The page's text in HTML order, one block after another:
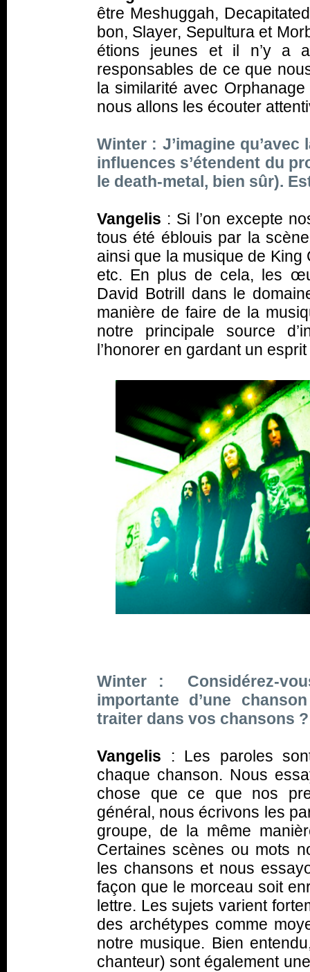
être Meshuggah,
bon, Slayer, Sepultura et
étions jeunes et il n’y a
responsables de ce que
la similarité avec
nous allons les écouter
Winter : J’imagine
influences s’étendent du
le death-metal, bien sûr).
Vangelis : Si l’on excepte
tous été éblouis par la
ainsi que la musique de King
etc. En plus de cela, les
David Botrill dans le
manière de faire de la
notre principale source
l’honorer en gardant un
Winter : Considérez-
importante d’une
traiter dans vos chansons ?
Vangelis : Les paroles
chaque chanson. Nous
chose que ce que nos
général, nous écrivons les
groupe, de la même
Certaines scènes ou mots
les chansons et nous
façon que le morceau soit
lettre. Les sujets varient
des archétypes comme
notre musique. Bien
chanteur) sont également